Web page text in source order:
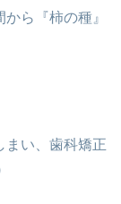
ら『柿の種』
まい、歯科矯正